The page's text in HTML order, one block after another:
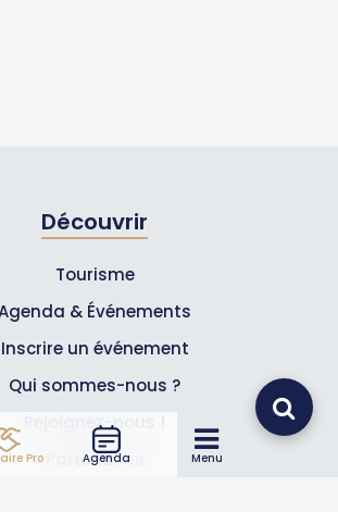
Pro Agenda Menu
Découvrir
Tourisme
& Événements
Inscrire un événement
Qui sommes-nous ?
Rejoignez-nous !
Partenaires